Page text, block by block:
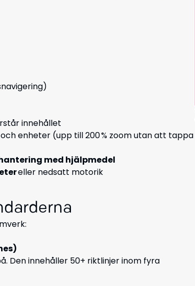
innehållet
enheter (upp till 200 % zoom utan att tappa
med hjälpmedel
eller nedsatt motorik
Den innehåller 50+ riktlinjer inom fyra